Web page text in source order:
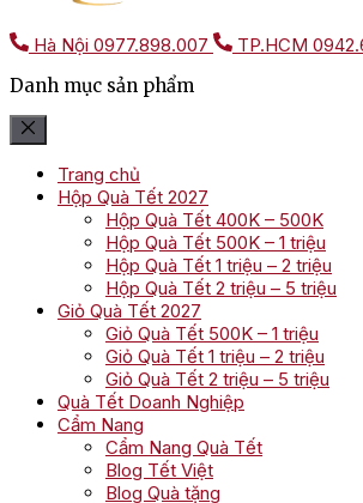
Hà Nội 0977.898.007 TP.HCM
Danh mục sản phẩm
Trang chủ
Hộp Quà Tết 2027
Hộp Quà Tết 400K – 500K
Hộp Quà Tết 500K – 1 triệu
Hộp Quà Tết 1 triệu – 2 triệu
Hộp Quà Tết 2 triệu – 5 triệu
Giỏ Quà Tết 2027
Giỏ Quà Tết 500K – 1 triệu
Giỏ Quà Tết 1 triệu – 2 triệu
Giỏ Quà Tết 2 triệu – 5 triệu
Quà Tết Doanh Nghiệp
Cẩm Nang
Cẩm Nang Quà Tết
Blog Tết Việt
Blog Quà tặng